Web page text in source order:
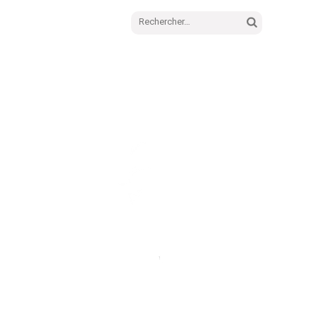
Rechercher :